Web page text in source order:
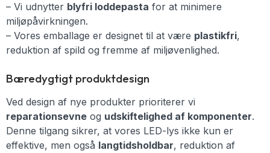
– Vi udnytter blyfri loddepasta for at minimere
miljøpåvirkningen.
– Vores emballage er designet til at være plastikfri,
reduktion af spild og fremme af miljøvenlighed.
Bæredygtigt produktdesign
Ved design af nye produkter prioriterer vi
reparationsevne og udskiftelighed af komponenter.
Denne tilgang sikrer, at vores LED-lys ikke kun er
effektive, men også langtidsholdbar, reduktion af